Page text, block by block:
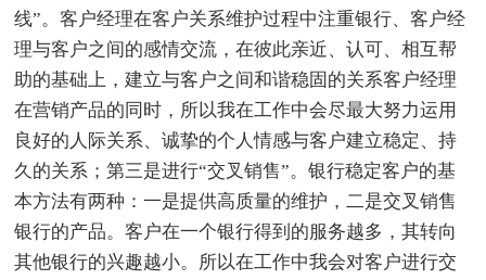
线”。客户经理在客户关系维护过程中注重银行、客户经
理与客户之间的感情交流，在彼此亲近、认可、相互帮
助的基础上，建立与客户之间和谐稳固的关系客户经理
在营销产品的同时，所以我在工作中会尽最大努力运用
良好的人际关系、诚挚的个人情感与客户建立稳定、持
久的关系；第三是进行“交叉销售”。银行稳定客户的基
本方法有两种：一是提供高质量的维护，二是交叉销售
银行的产品。客户在一个银行得到的服务越多，其转向
其他银行的兴趣越小。所以在工作中我会对客户进行交